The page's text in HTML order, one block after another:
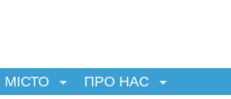
МІСТО ПРО НАС